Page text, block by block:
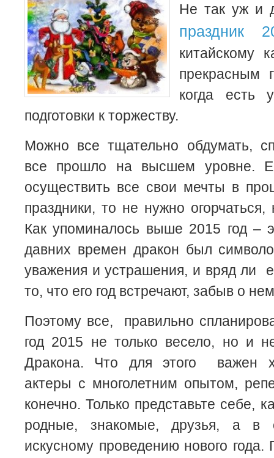
Не так уж и
праздник
китайскому
прекрасным
когда есть
подготовки к торжеству.
Можно все тщательно обдумать,
все прошло на высшем уровне.
осуществить все свои мечты в
праздники, то не нужно огорчаться,
Как упоминалось выше 2015 год –
давних времен дракон был
уважения и устрашения, и вряд ли
то, что его год встречают, забыв о
Поэтому все, правильно
год 2015 не только весело, но и
Дракона. Что для этого важен
актеры с многолетним опытом,
конечно. Только представьте себе,
родные, знакомые, друзья, а в
искусному проведению нового года.